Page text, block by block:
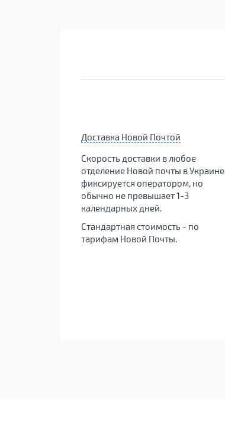
Доставка Новой Почтой
Скорость доставки в любое
отделение Новой почты в Украине
фиксируется оператором, но
обычно не превышает 1-3
календарных дней.
Стандартная стоимость - по
тарифам Новой Почты.